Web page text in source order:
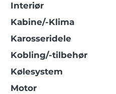
Interiør
Kabine/-Klima
Karosseridele
Kobling/-tilbehør
Kølesystem
Motor